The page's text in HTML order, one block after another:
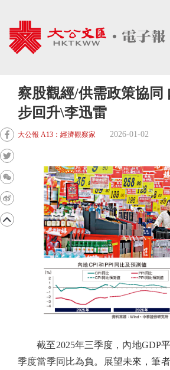
察股觀經/供需政策協同
步回升\李迅雷
大公報 A13：經濟觀察家 2026-01-02
截至2025年三季度，內地GDP平
季度當季同比為負。展望未來，筆